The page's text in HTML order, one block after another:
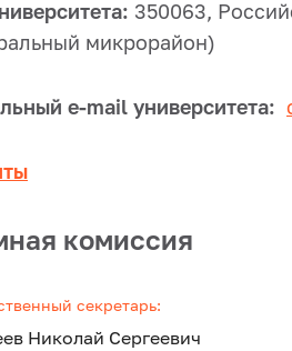
350063,
микрорайон)
e-mail университета:
комиссия
секретарь:
Николай Сергеевич